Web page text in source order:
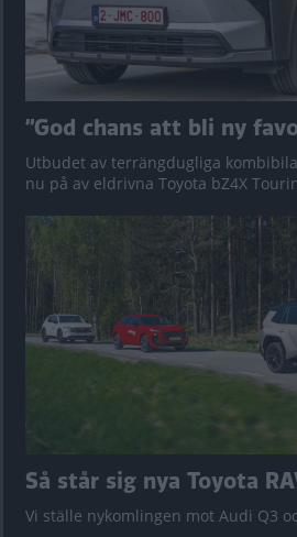
”God chans att bli ny
Utbudet av terrängdugliga
nu på av eldrivna Toyota bZ4X
Så står sig nya Toyota
Vi ställe nykomlingen mot Audi Q3